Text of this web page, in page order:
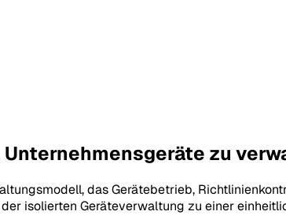
zu
das Gerätebetrieb,
isolierten Geräteverwaltung zu einer